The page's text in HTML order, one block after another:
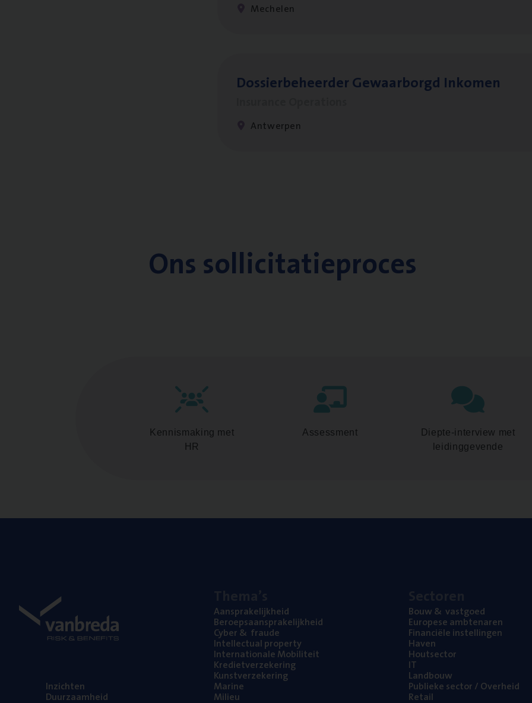
Mechelen
Dos­sier­be­heer­der Gewaar­borgd Inkomen
Antwerpen
Ons sollicitatieproces
Kennismaking met
HR
Assessment
Diepte-interview met
leidinggevende
Inzich­ten
Duur­zaam­heid
Aan­spra­ke­lijk­heid
Beroeps­aan­spra­ke­lijk­heid
Cyber& fraude
Intel­lec­tu­al property
Inter­na­ti­o­na­le Mobiliteit
Kre­diet­ver­ze­ke­ring
Kunst­ver­ze­ke­ring
Mari­ne
Mili­eu
Bouw& vastgoed
Euro­pe­se ambtenaren
Finan­ci­ë­le instellingen
Haven
Hout­sec­tor
IT
Land­bouw
Publie­ke sec­tor / Overheid
Retail